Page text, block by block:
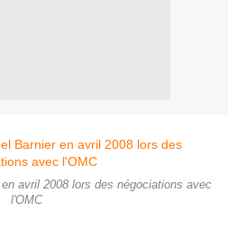
avril 2008 lors des négociations avec
l'OMC